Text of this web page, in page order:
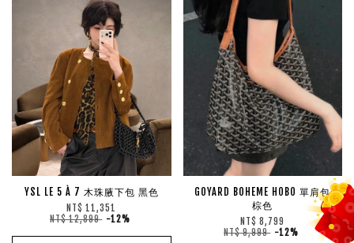
YSL LE 5 À 7 木珠腋下包 黑色
NT$ 11,351
NT$ 12,899 -12%
GOYARD BOHEME HOBO 單肩包
棕色
NT$ 8,799
NT$ 9,999 -12%